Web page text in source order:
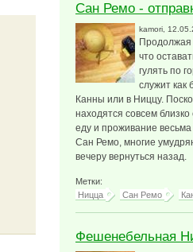
Сан Ремо -
kamori ,
Продолжая
что
гулять по
служит как
Канны или в Ниццу.
находятся совсем
еду и проживание
Сан Ремо, многие
вечеру вернуться назад.
Метки:
Ницца
Сан Ремо
Фешенебельная